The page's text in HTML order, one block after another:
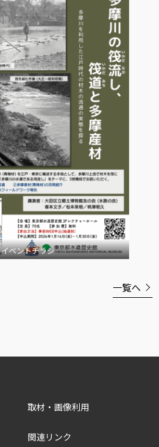
イベントチラシ
一覧へ
取材・画像利用
関連リンク